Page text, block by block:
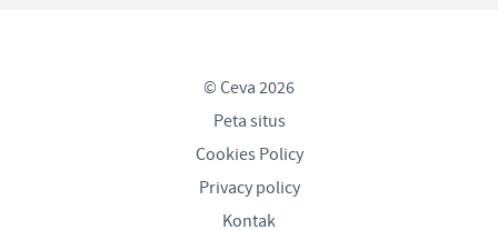
© Ceva 2026
Peta situs
Cookies Policy
Privacy policy
Kontak